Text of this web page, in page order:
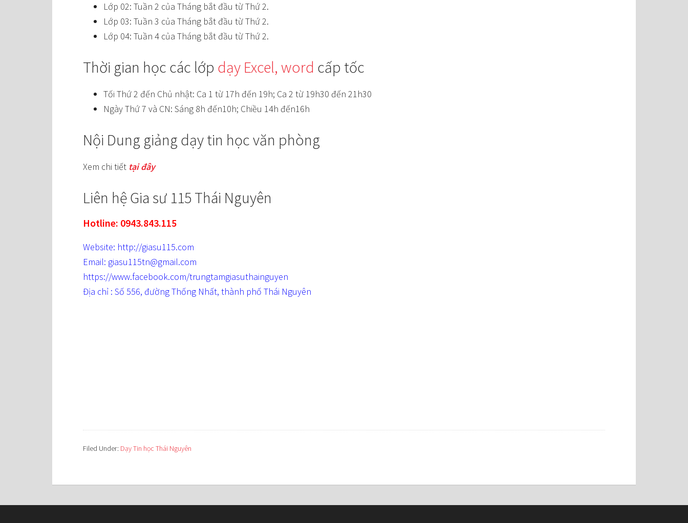
Lớp 02: Tuần 2 của Tháng bắt đầu từ Thứ 2.
Lớp 03: Tuần 3 của Tháng bắt đầu từ Thứ 2.
Lớp 04: Tuần 4 của Tháng bắt đầu từ Thứ 2.
Thời gian học các lớp dạy Excel, word cấp tốc
Tối Thứ 2 đến Chủ nhật: Ca 1 từ 17h đến 19h; Ca 2 từ 19h30 đến 21h30
Ngày Thứ 7 và CN: Sáng 8h đến10h; Chiều 14h đến16h
Nội Dung giảng dạy tin học văn phòng
Xem chi tiết tại đây
Liên hệ Gia sư 115 Thái Nguyên
Hotline: 0943.843.115
Website: http://giasu115.com
Email: giasu115tn@gmail.com
https://www.facebook.com/trungtamgiasuthainguyen
Địa chỉ : Số 556, đường Thống Nhất, thành phố Thái Nguyên
Filed Under: Dạy Tin học Thái Nguyên